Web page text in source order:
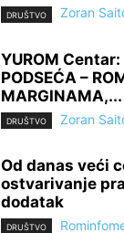
DRUŠTVO Zoran
YUROM Centar:
PODSEĆA –
MARGINAMA,...
DRUŠTVO Zoran
Od danas veći
ostvarivanje
dodatak
DRUŠTVO